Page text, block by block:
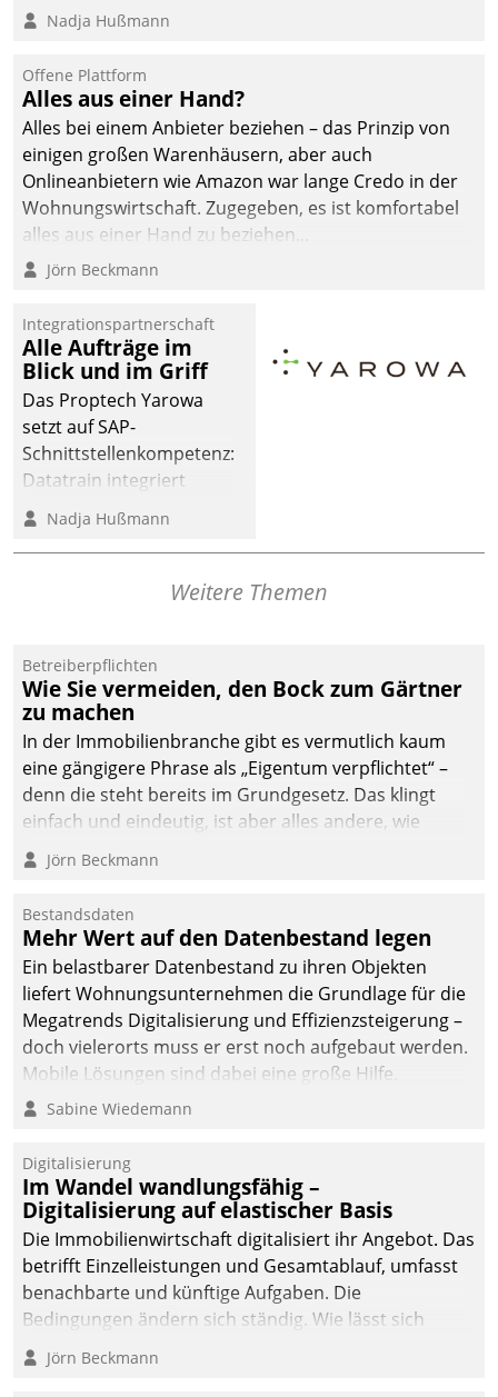
Nadja Hußmann
Offene Plattform
Alles aus einer Hand?
Alles bei einem Anbieter beziehen – das Prinzip von
einigen großen Warenhäusern, aber auch
Onlineanbietern wie Amazon war lange Credo in der
Wohnungswirtschaft. Zugegeben, es ist komfortabel
alles aus einer Hand zu beziehen...
Jörn Beckmann
Integrationspartnerschaft
Alle Aufträge im
Blick und im Griff
Das Proptech Yarowa
setzt auf SAP-
Schnittstellenkompetenz:
Datatrain integriert
Yarowas Portal zur
Vergabe und Verwaltung
von Aufträgen der
deutscher
Wohnungsunternehmen
– und beschleunigt damit
den Weg vom
Mieteranliegen zum
Dienstleisterauftrag.
Nadja Hußmann
Weitere Themen
Betreiberpflichten
Wie Sie vermeiden, den Bock zum Gärtner
zu machen
In der Immobilienbranche gibt es vermutlich kaum
eine gängigere Phrase als „Eigentum verpflichtet“ –
denn die steht bereits im Grundgesetz. Das klingt
einfach und eindeutig, ist aber alles andere, wie
Branchenbeschäftigte wissen. Denn mit der
Verantwortung folgen Verpflichtungen.
Jörn Beckmann
Bestandsdaten
Mehr Wert auf den Datenbestand legen
Ein belastbarer Datenbestand zu ihren Objekten
liefert Wohnungsunternehmen die Grundlage für die
Megatrends Digitalisierung und Effizienzsteigerung –
doch vielerorts muss er erst noch aufgebaut werden.
Mobile Lösungen sind dabei eine große Hilfe.
Sabine Wiedemann
Digitalisierung
Im Wandel wandlungsfähig –
Digitalisierung auf elastischer Basis
Die Immobilienwirtschaft digitalisiert ihr Angebot. Das
betrifft Einzelleistungen und Gesamtablauf, umfasst
benachbarte und künftige Aufgaben. Die
Bedingungen ändern sich ständig. Wie lässt sich
technisch die Kontrolle wahren und zugleich Freiraum
fürs Wachsen öffnen?
Jörn Beckmann